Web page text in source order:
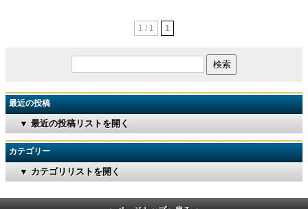
1 / 1 1
最近の投稿
▼ 最近の投稿リストを開く
カテゴリー
▼ カテゴリリストを開く